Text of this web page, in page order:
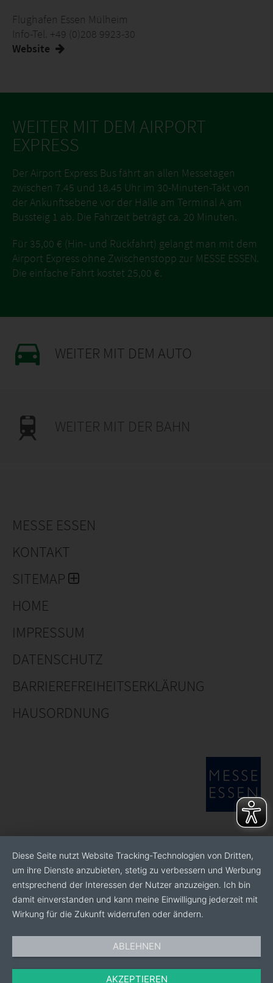
Flughafen Essen Mülheim
Info-Tel. +49 (0)208 9923-30
Website
WEITER MIT DEM AIRPORT
EXPRESS
Der Airport Express Bus fährt an allen Messetagen
zwischen 7.45 und 18.45 Uhr im 30-Minuten-Takt von
der Ankunftsebene vor der Halle am Terminal A am
Bussteig 1 ab. Die Fahrzeit beträgt ca. 20 Minuten.
Für 35,00 € (Hin- und Rückfahrt) gelangt man mit dem
Airport Express ohne Zwischenstopp zur MESSE ESSEN.
Die einfache Fahrt kostet 25,00 €.
WEITER MIT DEM AUTO
WEITER MIT DER BAHN
MESSE ESSEN
KONTAKT
SITEMAP
HOME
IMPRESSUM
DATENSCHUTZ
BARRIEREFREIHEITSERKLÄRUNG
HAUSORDNUNG
Diese Seite nutzt Website Tracking-Technologien von Dritten,
um ihre Dienste anzubieten, stetig zu verbessern und Werbung
entsprechend der Interessen der Nutzer anzuzeigen. Ich bin
damit einverstanden und kann meine Einwilligung jederzeit mit
Wirkung für die Zukunft widerrufen oder ändern.
ABLEHNEN
AKZEPTIEREN